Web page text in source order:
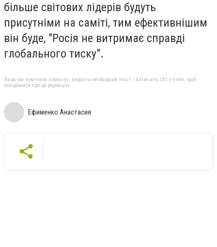
більше світових лідерів будуть
присутніми на саміті, тим ефективнішим
він буде, "Росія не витримає справді
глобального тиску".
Якщо ви помітили помилку, виділіть необхідний текст і натисніть Ctrl + Enter, щоб
повідомити про це редакцію
Ефименко Анастасия